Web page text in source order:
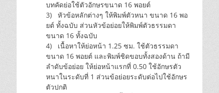
บทคัดย่อใช้ตัวอักษรขนาด 16 พอยต์
3) หัวข้อหลักต่างๆ ให้พิมพ์ตัวหนา ขนาด 16 พอ
ยต์ ทั้งฉบับ ส่วนหัวข้อย่อยให้พิมพ์ตัวธรรมดา
ขนาด 16 ทั้งฉบับ
4) เนื้อหาให้ย่อหน้า 1.25 ซม. ใช้ตัวธรรมดา
ขนาด 16 พอยต์ และพิมพ์ชิดขอบทั้งสองด้าน ถ้ามี
ลำดับข้อย่อย ให้ย่อหน้าแรกที่ 0.50 ใช้อักษรตัว
หนาในระดับที่ 1 ส่วนข้อย่อยระดับต่อไปใช้อักษร
ตัวปกติ